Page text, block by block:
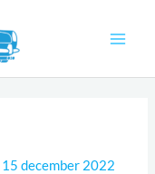
15 december 2022